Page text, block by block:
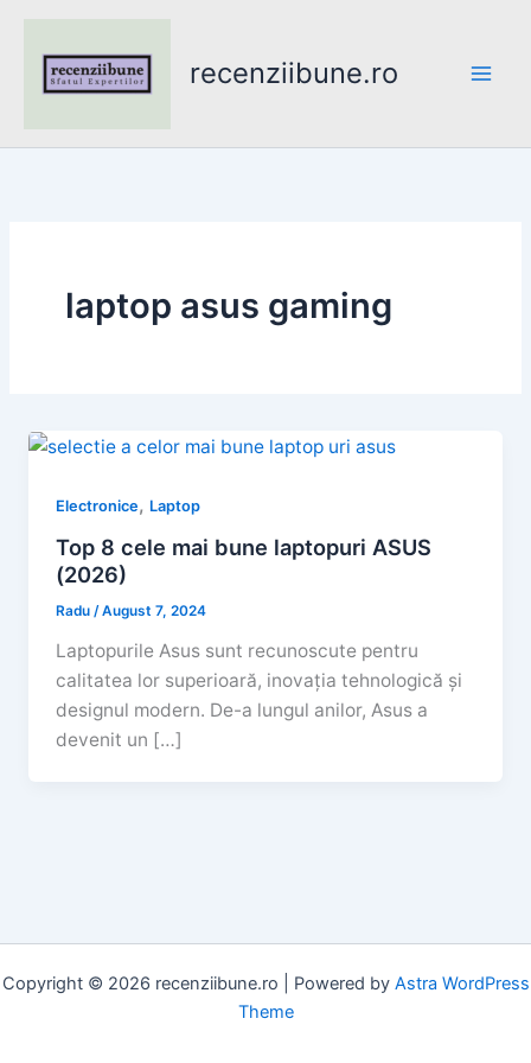
content
recenziibune.ro
laptop asus gaming
Electronice, Laptop
Top 8 cele mai bune laptopuri ASUS
(2026)
Radu/August 7, 2024
Laptopurile Asus sunt recunoscute pentru
calitatea lor superioară, inovația tehnologică și
designul modern. De-a lungul anilor, Asus a
devenit un […]
Copyright © 2026 recenziibune.ro | Powered by Astra WordPress
Theme